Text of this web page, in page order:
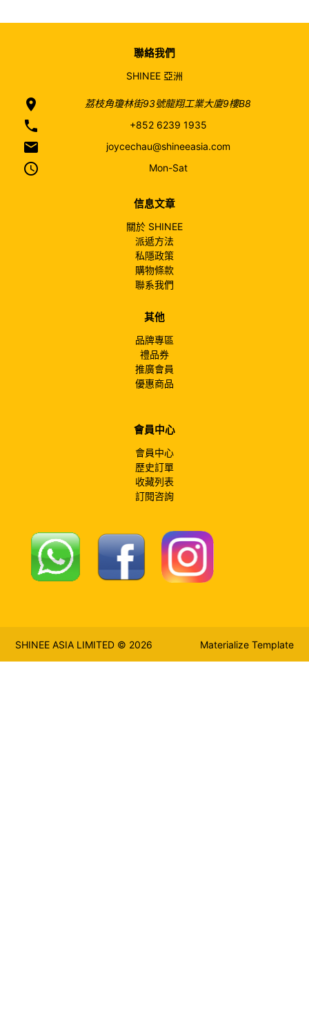
聯絡我們
SHINEE 亞洲
location_on 荔枝角瓊林街93號龍翔工業大廈9樓B8
phone +852 6239 1935
email joycechau@shineeasia.com
access_time Mon-Sat
信息文章
關於 SHINEE
派遞方法
私隱政策
購物條款
聯系我們
其他
品牌專區
禮品券
推廣會員
優惠商品
會員中心
會員中心
歷史訂單
收藏列表
訂閱咨詢
SHINEE ASIA LIMITED © 2026 Materialize Template